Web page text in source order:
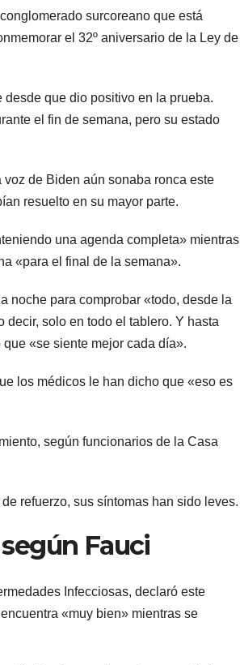
surcoreano que está
el 32º aniversario de la Ley de
que dio positivo en la prueba.
el fin de semana, pero su estado
de Biden aún sonaba ronca este
resuelto en su mayor parte.
una agenda completa» mientras
«para el final de la semana».
noche para comprobar «todo, desde la
solo en todo el tablero. Y hasta
«se siente mejor cada día».
los médicos le han dicho que «eso es
según funcionarios de la Casa
refuerzo, sus síntomas han sido leves.
Fauci
Infecciosas, declaró este
«muy bien» mientras se